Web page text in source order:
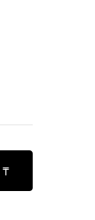
₸